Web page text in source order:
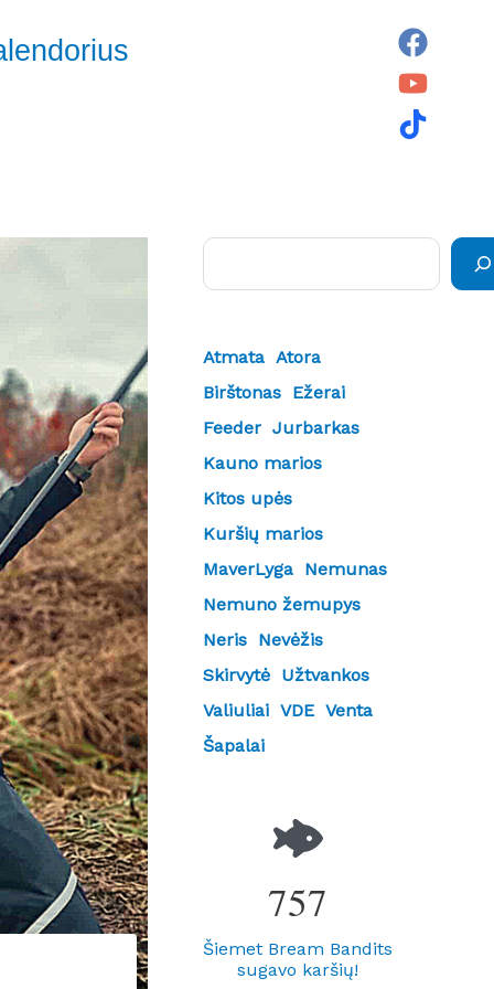
Atmata Atora
Birštonas Ežerai
Feeder Jurbarkas
Kauno marios
Kitos upės
Kuršių marios
MaverLyga Nemunas
Nemuno žemupys
Neris Nevėžis
Skirvytė Užtvankos
Valiuliai VDE Venta
Šapalai
757
Šiemet Bream Bandits
sugavo karšių!